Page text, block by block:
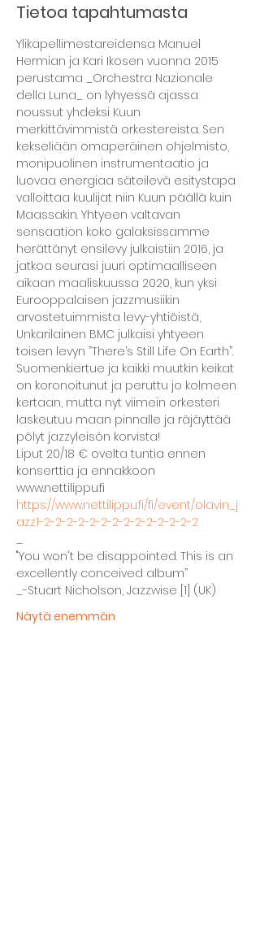
Tietoa tapahtumasta
Ylikapellimestareidensa Manuel
Hermian ja Kari Ikosen vuonna 2015
perustama _Orchestra Nazionale
della Luna_ on lyhyessä ajassa
noussut yhdeksi Kuun
merkittävimmistä orkestereista. Sen
kekseliään omaperäinen ohjelmisto,
monipuolinen instrumentaatio ja
luovaa energiaa säteilevä esitystapa
valloittaa kuulijat niin Kuun päällä kuin
Maassakin. Yhtyeen valtavan
sensaation koko galaksissamme
herättänyt ensilevy julkaistiin 2016, ja
jatkoa seurasi juuri optimaalliseen
aikaan maaliskuussa 2020, kun yksi
Eurooppalaisen jazzmusiikin
arvostetuimmista levy-yhtiöistä,
Unkarilainen BMC julkaisi yhtyeen
toisen levyn ”There’s Still Life On Earth”.
Suomenkiertue ja kaikki muutkin keikat
on koronoitunut ja peruttu jo kolmeen
kertaan, mutta nyt viimein orkesteri
laskeutuu maan pinnalle ja räjäyttää
pölyt jazzyleisön korvista!
Liput 20/18 € ovelta tuntia ennen
konserttia ja ennakkoon
www.nettilippu.fi
https://www.nettilippu.fi/fi/event/olavin_j
azz1-2-2-2-2-2-2-2-2-2-2-2-2-2-2
_
"You won't be disappointed. This is an
excellently conceived album”
_-Stuart Nicholson, Jazzwise [1] (UK)
Näytä enemmän